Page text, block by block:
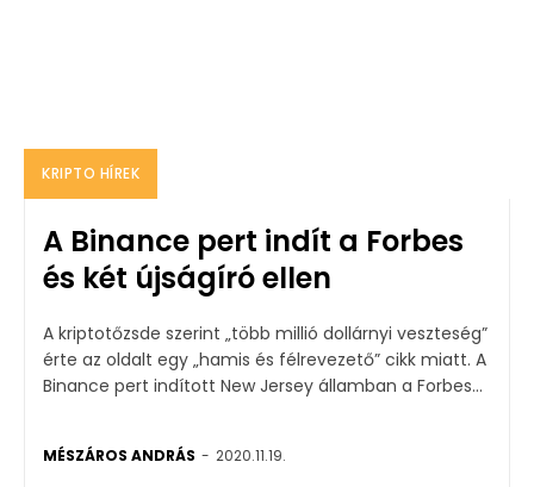
KRIPTO HÍREK
A Binance pert indít a Forbes
és két újságíró ellen
A kriptotőzsde szerint „több millió dollárnyi veszteség”
érte az oldalt egy „hamis és félrevezető” cikk miatt. A
Binance pert indított New Jersey államban a Forbes...
MÉSZÁROS ANDRÁS - 2020.11.19.